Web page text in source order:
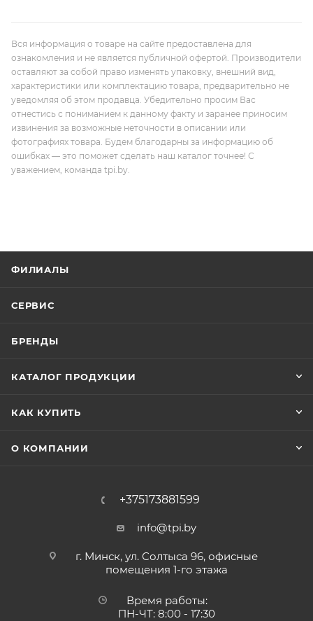
Вся информация о товаре на сайте предоставлена для
ознакомления и не является публичной офертой. Производители
оставляют за собой право изменять упаковку, внешний вид,
характеристики или комплектацию товара, предварительно не
уведомляя об этом продавца. Убедительно просим Вас
отнестись с пониманием к данному факту и заранее приносим
извинения за возможные неточности в описании или
фотографиях товара. Будем благодарны за информацию об
ошибках — это поможет сделать наш каталог точнее! С
уважением, команда tpi.by.
ФИЛИАЛЫ
СЕРВИС
БРЕНДЫ
КАТАЛОГ ПРОДУКЦИИ
КАК КУПИТЬ
О КОМПАНИИ
+375173881599
info@tpi.by
г. Минск, ул. Солтыса 96, офисные
помещения 1-го этажа
Время работы:
ПН-ЧТ: 8:00 - 17:30